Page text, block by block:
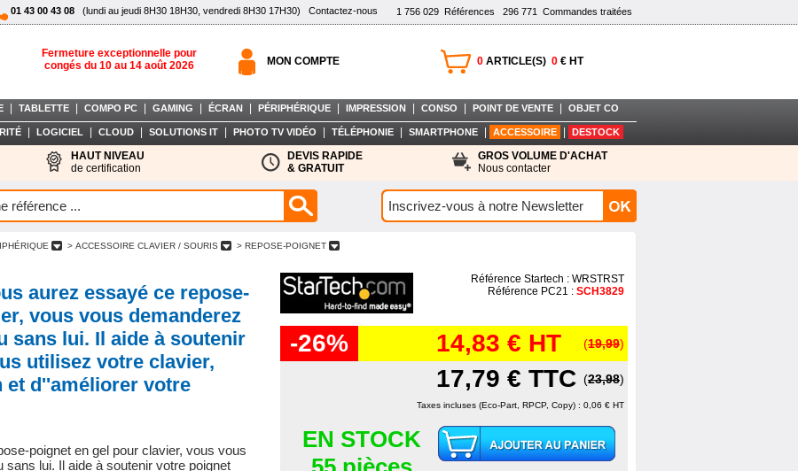
1 756 029 Références 296 771 Commandes traitées
01 43 00 43 08 (lundi au jeudi 8H30 18H30, vendredi 8H30 17H30) Contactez-nous
Fermeture exceptionnelle pour
congés du 10 au 14 août 2026
0 ARTICLE(S) 0 € HT
MON COMPTE
TABLETTE COMPO PC GAMING ÉCRAN PÉRIPHÉRIQUE IMPRESSION CONSO POINT DE VENTE OBJET CO
LOGICIEL CLOUD SOLUTIONS IT PHOTO TV VIDÉO TÉLÉPHONIE SMARTPHONE ACCESSOIRE DESTOCK
HAUT NIVEAU
de certification
DEVIS RAPIDE
& GRATUIT
GROS VOLUME D'ACHAT
Nous contacter
> ACCESSOIRE CLAVIER / SOURIS > REPOSE-POIGNET
aurez essayé ce repose-
vous vous demanderez
sans lui. Il aide à soutenir
utilisez votre clavier,
et d''améliorer votre
poignet en gel pour clavier, vous vous
lui. Il aide à soutenir votre poignet
Référence Startech : WRSTRST
Référence PC21 : SCH3829
-26% 14,83 € HT (19,99)
17,79 € TTC (23,98)
Taxes incluses (Eco-Part, RPCP, Copy) : 0,06 € HT
EN STOCK